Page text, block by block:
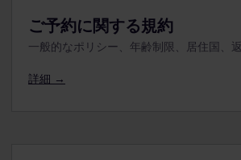
ご予約に関する規約
一般的なポリシー、年齢制限、居住国、
詳細 →